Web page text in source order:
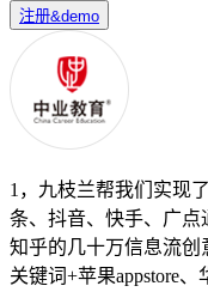
注册&demo
1，九枝兰帮我们实现
条、抖音、快手、广点
知乎的几十万信息流创
关键词+苹果appstore